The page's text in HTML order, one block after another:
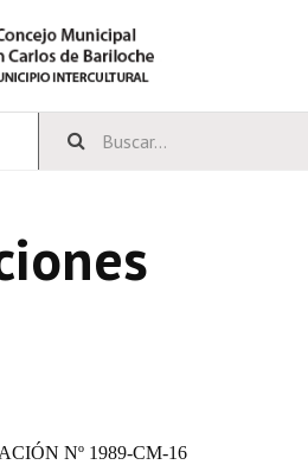
Nº 1989-CM-16